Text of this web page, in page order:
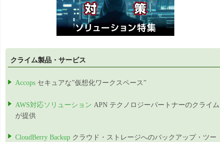
クライム製品・サービス
Accops セキュアな”仮想化ワークスペース”
AWS対応ソリューション APN テクノロジーパートナーのクライム
が提供
CloudBerry Backup クラウド・ストレージへのバックアップ・ツー